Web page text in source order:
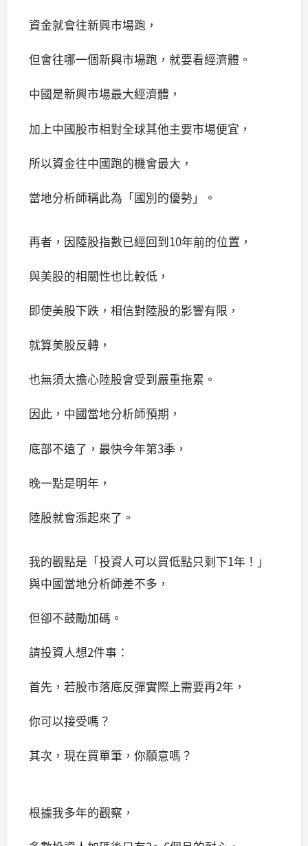
資金就會往新興市場跑，
但會往哪一個新興市場跑，就要看經濟體。
中國是新興市場最大經濟體，
加上中國股市相對全球其他主要市場便宜，
所以資金往中國跑的機會最大，
當地分析師稱此為「國別的優勢」。
再者，因陸股指數已經回到10年前的位置，
與美股的相關性也比較低，
即使美股下跌，相信對陸股的影響有限，
就算美股反轉，
也無須太擔心陸股會受到嚴重拖累。
因此，中國當地分析師預期，
底部不遠了，最快今年第3季，
晚一點是明年，
陸股就會漲起來了。
我的觀點是「投資人可以買低點只剩下1年！」
與中國當地分析師差不多，
但卻不鼓勵加碼。
請投資人想2件事：
首先，若股市落底反彈實際上需要再2年，
你可以接受嗎？
其次，現在買單筆，你願意嗎？
根據我多年的觀察，